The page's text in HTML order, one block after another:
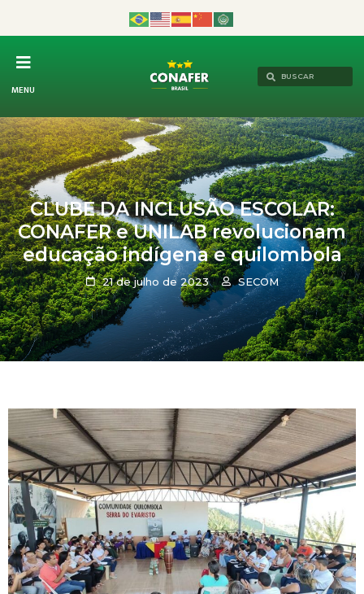
MENU
CLUBE DA INCLUSÃO ESCOLAR:
CONAFER e UNILAB revolucionam
educação indígena e quilombola
21 de julho de 2023 SECOM